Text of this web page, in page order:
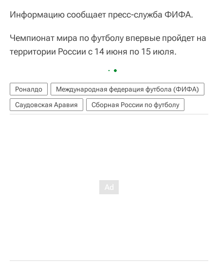
Информацию сообщает пресс-служба ФИФА.
Чемпионат мира по футболу впервые пройдет на
территории России с 14 июня по 15 июля.
Роналдо
Международная федерация футбола (ФИФА)
Саудовская Аравия
Сборная России по футболу